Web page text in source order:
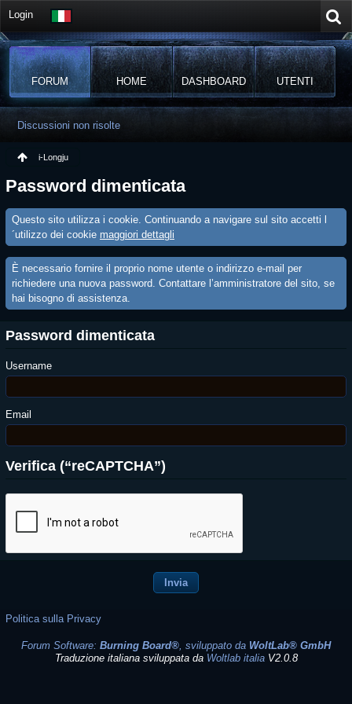
Login
FORUM HOME DASHBOARD UTENTI
Discussioni non risolte
i-Longju
Password dimenticata
Questo sito utilizza i cookie. Continuando a navigare sul sito accetti l
´utilizzo dei cookie maggiori dettagli
È necessario fornire il proprio nome utente o indirizzo e-mail per
richiedere una nuova password. Contattare l’amministratore del sito, se
hai bisogno di assistenza.
Password dimenticata
Username
Email
Verifica (“reCAPTCHA”)
Politica sulla Privacy
Forum Software: Burning Board®, sviluppato da WoltLab® GmbH
Traduzione italiana sviluppata da Woltlab italiaV2.0.8